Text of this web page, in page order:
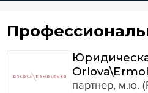
партнер, м.ю.